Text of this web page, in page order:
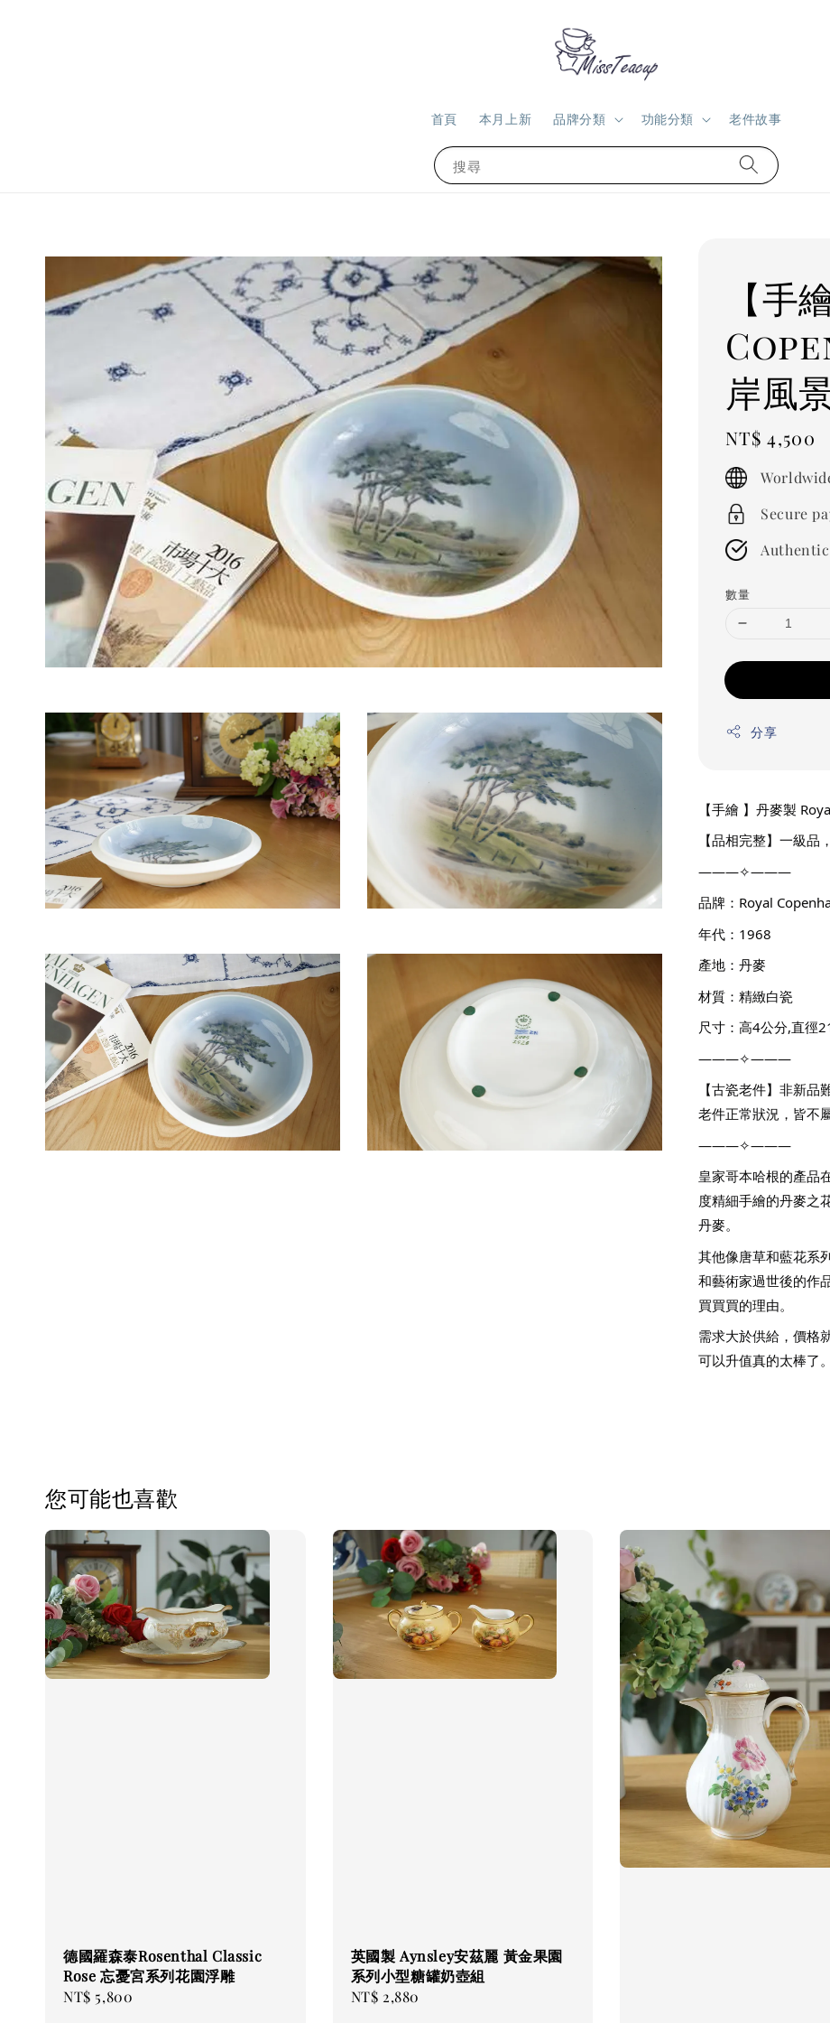
搜尋
首頁 本月上新 品牌分類 功能分類 老件故事
【
岸風
Regular
price
NT$ 4,500
Secure
數量
分享
【手繪 】丹麥製
【品相完整】一級品
———✧———
品牌：Royal
年代：1968
產地：丹麥
材質：精緻白瓷
尺寸：高4公分,直徑
———✧———
【古瓷老件】非新
老件正常狀況，皆不
———✧———
皇家哥本哈根的產品
度精細手繪的丹麥之
丹麥。
其他像唐草和藍花系
和藝術家過世後的作
買買買的理由。
需求大於供給，價格
可以升值真的太棒了
您可能也喜歡
德國羅森泰Rosenthal Classic
Rose 忘憂宮系列花園浮雕
Regular
NT$ 5,800
英國製 Aynsley安茲麗 黃金果園
系列小型糖罐奶壺組
Regular
NT$ 2,880